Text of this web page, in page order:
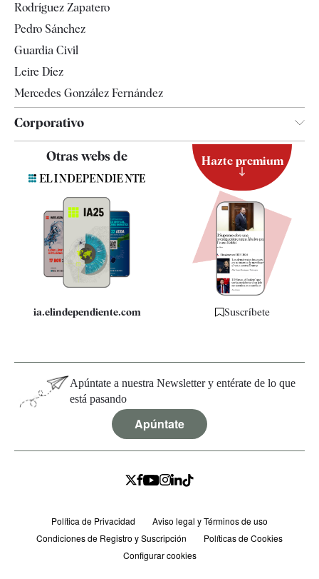
Televisión
Rodríguez Zapatero
Pedro Sánchez
Guardia Civil
Leire Díez
Mercedes González Fernández
Corporativo
Contacto
Quiénes somos
Especificaciones
Otras webs de
ia.elindependiente.com
Hazte premium
Suscríbete
Apúntate a nuestra Newsletter y entérate de lo que
está pasando
Apúntate
Política de Privacidad
Aviso legal y Términos de uso
Condiciones de Registro y Suscripción
Políticas de Cookies
Configurar cookies